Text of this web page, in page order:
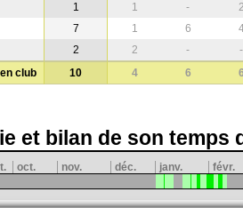
1 1 -
7 1 6
2 2 -
-
club
10 4 6
et bilan de son temps
oct. nov. déc. janv. févr.